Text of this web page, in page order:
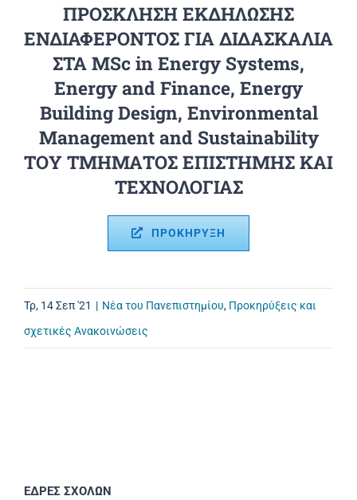
ΠΡΟΣΚΛΗΣΗ ΕΚΔΗΛΩΣΗΣ
ΕΝΔΙΑΦΕΡΟΝΤΟΣ ΓΙΑ ΔΙΔΑΣΚΑΛΙΑ
ΣΤΑ MSc in Energy Systems,
Energy and Finance, Energy
Building Design, Environmental
Management and Sustainability
ΤΟΥ ΤΜΗΜΑΤΟΣ ΕΠΙΣΤΗΜΗΣ ΚΑΙ
ΤΕΧΝΟΛΟΓΙΑΣ
ΠΡΟΚΗΡΥΞΗ
Τρ, 14 Σεπ '21 | Νέα του Πανεπιστημίου, Προκηρύξεις και
σχετικές Ανακοινώσεις
ΕΔΡΕΣ ΣΧΟΛΩΝ